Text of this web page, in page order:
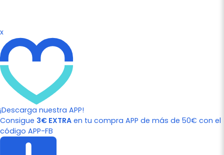
x
¡Descarga nuestra APP!
Consigue 3€ EXTRA en tu compra APP de más de 50€ con el
código APP-FB